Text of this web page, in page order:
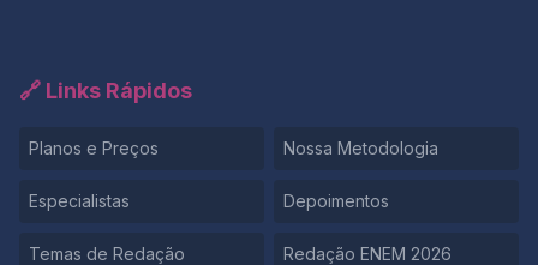
🔗 Links Rápidos
Planos e Preços Nossa Metodologia
Especialistas Depoimentos
Temas de Redação Redação ENEM 2026